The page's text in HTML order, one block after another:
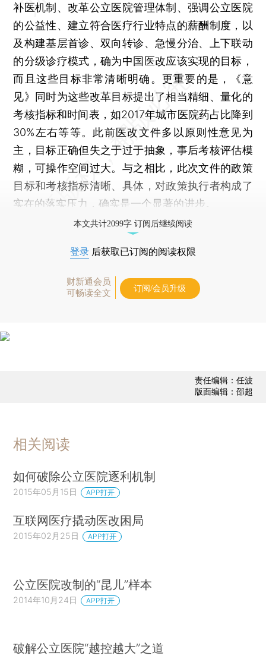
补医机制、改革公立医院管理体制、强调公立医院
的公益性、建立符合医疗行业特点的薪酬制度，以
及构建基层首诊、双向转诊、急慢分治、上下联动
的分级诊疗模式，确为中国医改应该实现的目标，
而且这些目标非常清晰明确。更重要的是，《意
见》同时为这些改革目标提出了相当精细、量化的
考核指标和时间表，如2017年城市医院药占比降到
30%左右等等。此前医改文件多以原则性意见为
主，目标正确但失之于过于抽象，事后考核评估模
糊，可操作空间过大。与之相比，此次文件的政策
目标和考核指标清晰、具体，对政策执行者构成了
实在的落实压力，确实是一个显著的进步。
本文共计2099字 订阅后继续阅读
登录 后获取已订阅的阅读权限
财新通会员
可畅读全文
订阅/会员升级
责任编辑：任波
版面编辑：邵超
相关阅读
如何破除公立医院逐利机制
2015年05月15日 APP打开
互联网医疗撬动医改困局
2015年02月25日 APP打开
公立医院改制的“昆儿”样本
2014年10月24日 APP打开
破解公立医院“越控越大”之道